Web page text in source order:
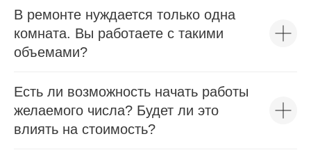
В ремонте нуждается только одна
комната. Вы работаете с такими
объемами?
Есть ли возможность начать работы
желаемого числа? Будет ли это
влиять на стоимость?